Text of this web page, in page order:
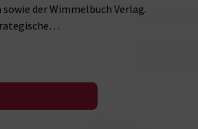
der Wimmelbuch Verlag.